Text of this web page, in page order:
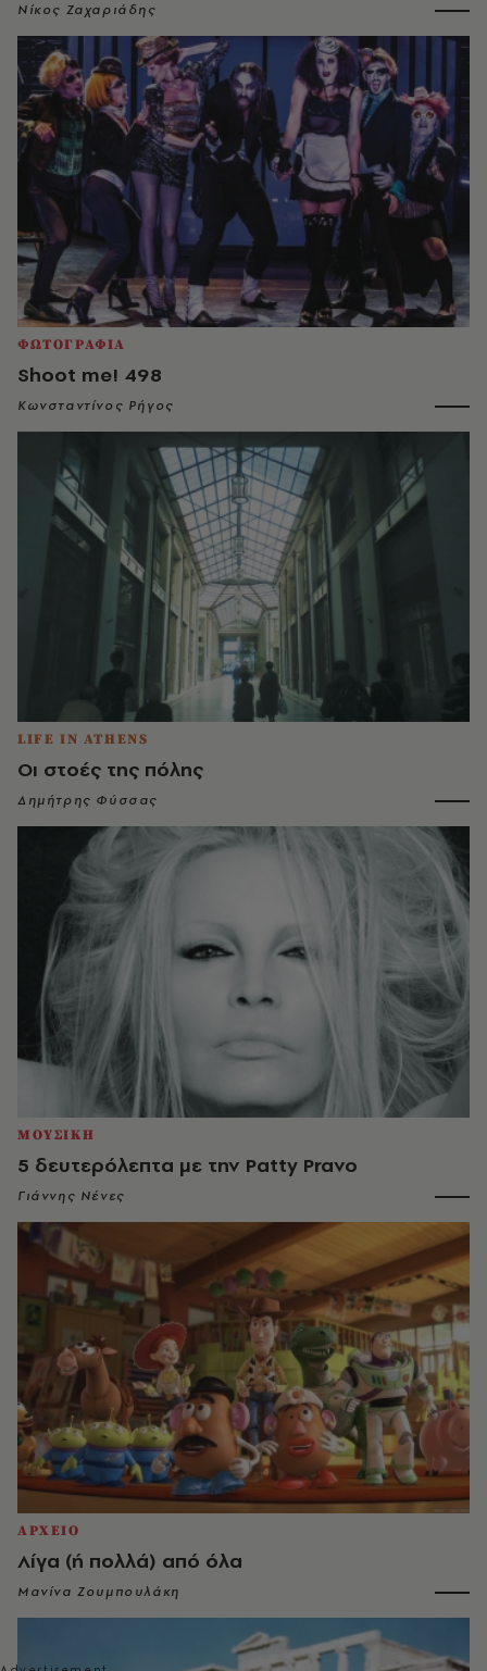
Νίκος Ζαχαριάδης
ΦΩΤΟΓΡΑΦΙΑ
Shoot me! 498
Κωνσταντίνος Ρήγος
LIFE IN ATHENS
Οι στοές της πόλης
Δημήτρης Φύσσας
ΜΟΥΣΙΚΗ
5 δευτερόλεπτα με την Patty Pravo
Γιάννης Νένες
ΑΡΧΕΙΟ
Λίγα (ή πολλά) από όλα
Μανίνα Ζουμπουλάκη